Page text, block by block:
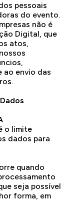
pessoais
do evento.
não é
Digital, que
atos,
ao envio das
o limite
dados para
quando
seja possível
forma, em